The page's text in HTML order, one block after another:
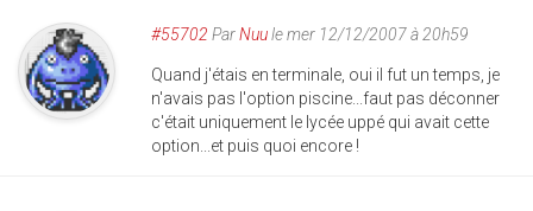
#55702 ParNuule mer 12/12/2007 à 20h59
Quand j'étais en terminale, oui il fut un temps, je
n'avais pas l'option piscine...faut pas déconner
c'était uniquement le lycée uppé qui avait cette
option...et puis quoi encore !